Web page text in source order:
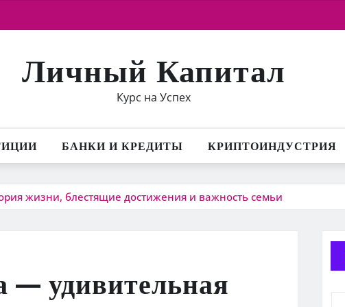
Личный Капитал
Курс на Успех
БАНКИ И КРЕДИТЫ КРИПТОИНДУСТРИЯ
жизни, блестящие достижения и важность семьи
— удивительная